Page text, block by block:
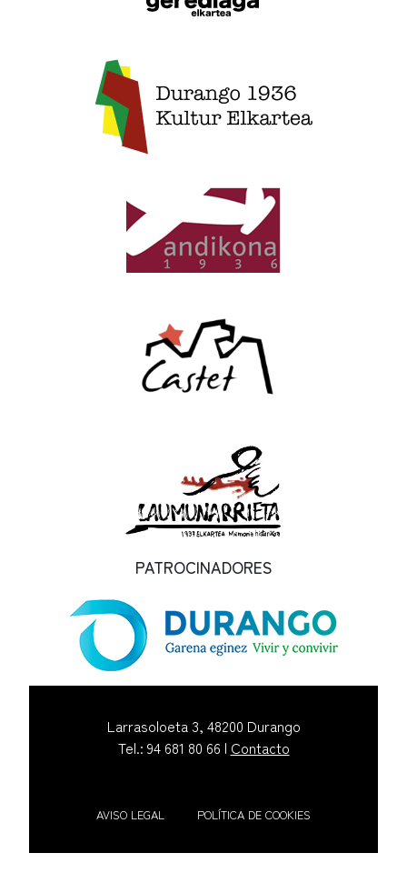
PATROCINADORES
Larrasoloeta 3, 48200 Durango
Tel.: 94 681 80 66 | Contacto
AVISO LEGAL POLÍTICA DE COOKIES